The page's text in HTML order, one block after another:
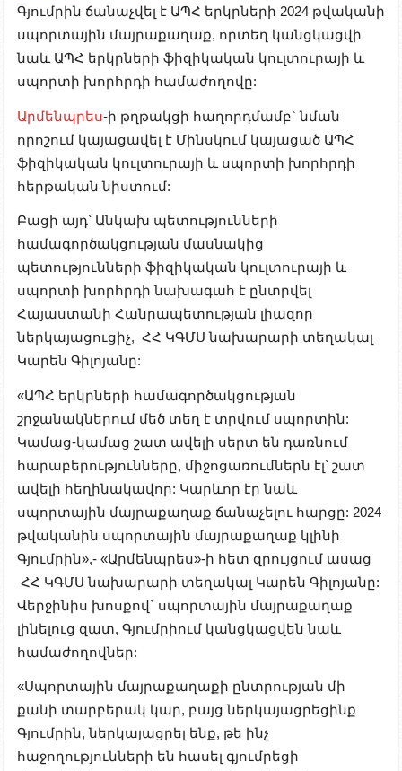
Գյումրին ճանաչվել է ԱՊՀ երկրների 2024 թվականի
սպորտային մայրաքաղաք, որտեղ կանցկացվի
նաև ԱՊՀ երկրների ֆիզիկական կուլտուրայի և
սպորտի խորհրդի համաժողովը:
Արմենպրես-ի թղթակցի հաղորդմամբ` նման
որոշում կայացավել է Մինսկում կայացած ԱՊՀ
ֆիզիկական կուլտուրայի և սպորտի խորհրդի
հերթական նիստում:
Բացի այդ՝ Անկախ պետությունների
համագործակցության մասնակից
պետությունների ֆիզիկական կուլտուրայի և
սպորտի խորհրդի նախագահ է ընտրվել
Հայաստանի Հանրապետության լիազոր
ներկայացուցիչ, ՀՀ ԿԳՄՍ նախարարի տեղակալ
Կարեն Գիլոյանը:
«ԱՊՀ երկրների համագործակցության
շրջանակներում մեծ տեղ է տրվում սպորտին:
Կամաց-կամաց շատ ավելի սերտ են դառնում
հարաբերությունները, միջոցառումներն էլ՝ շատ
ավելի հեղինակավոր: Կարևոր էր նաև
սպորտային մայրաքաղաք ճանաչելու հարցը: 2024
թվականին սպորտային մայրաքաղաք կլինի
Գյումրին»,- «Արմենպրես»-ի հետ զրույցում ասաց
ՀՀ ԿԳՄՍ նախարարի տեղակալ Կարեն Գիլոյանը:
Վերջինիս խոսքով` սպորտային մայրաքաղաք
լինելուց զատ, Գյումրիում կանցկացվեն նաև
համաժողովներ:
«Սպորտային մայրաքաղաքի ընտրության մի
քանի տարբերակ կար, բայց ներկայացրեցինք
Գյումրին, ներկայացրել ենք, թե ինչ
հաջողությունների են հասել գյումրեցի